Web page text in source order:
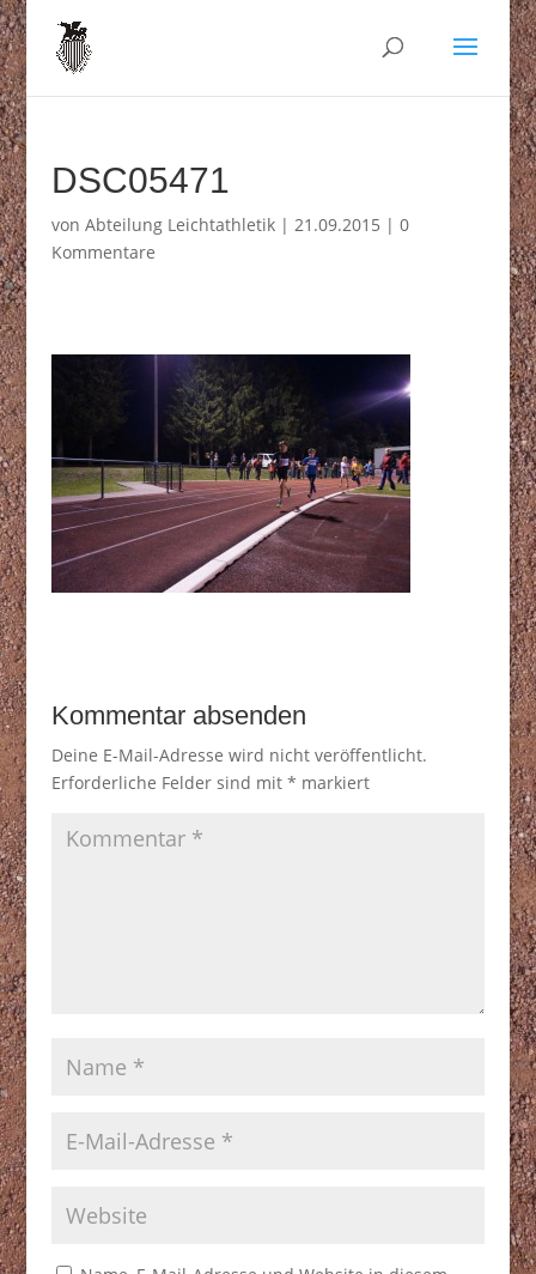
DSC05471
von Abteilung Leichtathletik| 21.09.2015 | 0
Kommentare
Kommentar absenden
Deine E-Mail-Adresse wird nicht veröffentlicht.
Erforderliche Felder sind mit * markiert